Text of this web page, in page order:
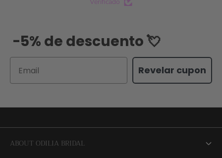
-5% de descuento 💘
Revelar cupon
ABOUT ODILIA BRIDAL